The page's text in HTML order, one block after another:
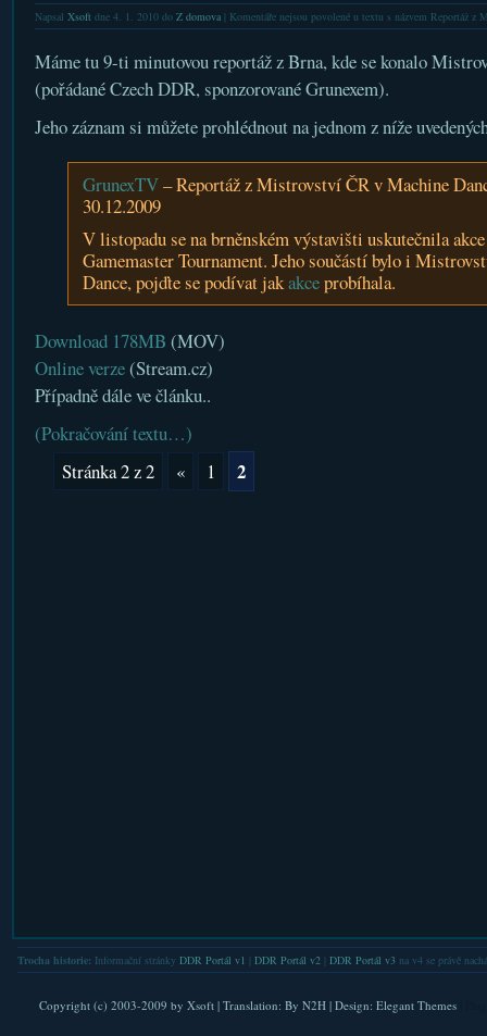
Napsal Xsoftdne 4. 1. 2010 do Z domova| Komentáře nejsou povolenéu textu s názvem Reportáž z
Máme tu 9-ti minutovou reportáž z Brna, kde se konalo
(pořádané Czech DDR, sponzorované Grunexem).
Jeho záznam si můžete prohlédnout na jednom z níže
GrunexTV– Reportáž z Mistrovství ČR v Machine
30.12.2009
V listopadu se na brněnském výstavišti uskutečnila
Gamemaster Tournament. Jeho součástí bylo i
Dance, pojďte se podívat jakakceprobíhala.
Download 178MB (MOV)
Online verze(Stream.cz)
Případně dále ve článku..
(Pokračování textu…)
Stránka 2 z 2
« 1 2
Trocha historie: Informační stránky DDR Portál v1 DDR Portál v2| DDR Portál v3na v4 se právě
Copyright (c) 2003-2009 by Xsoft| Translation: By N2H| Design: Elegant Themes